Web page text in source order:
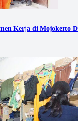
Kerja di Mojokerto